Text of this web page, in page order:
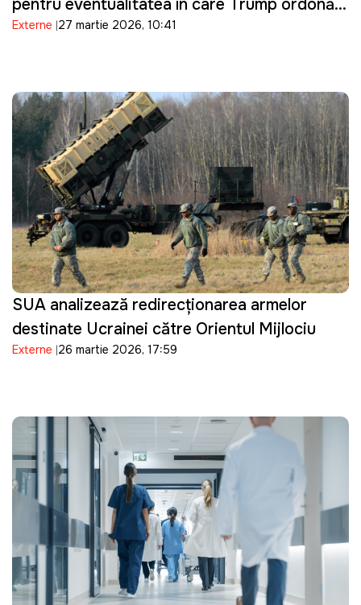
pentru eventualitatea în care Trump ordonă o
invazie terestră
Externe 27 martie 2026, 10:41
SUA analizează redirecționarea armelor
destinate Ucrainei către Orientul Mijlociu
Externe 26 martie 2026, 17:59